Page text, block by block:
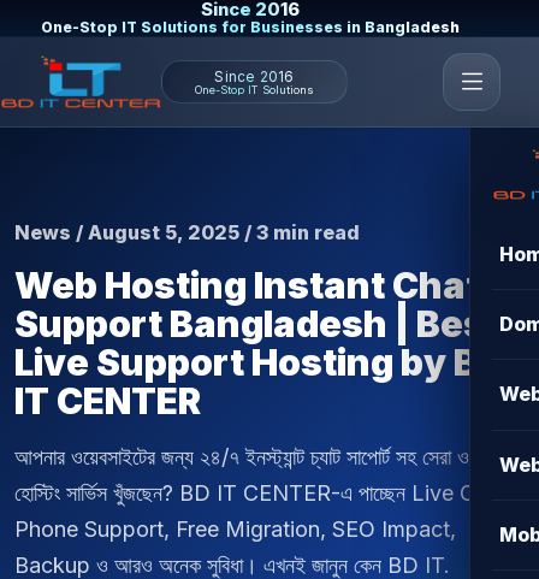
Since 2016
One-Stop IT Solutions for Businesses in Bangladesh
Since 2016
One-Stop IT Solutions
News / August 5, 2025 / 3 min read
Web Hosting Instant Chat
Support Bangladesh | Best
Live Support Hosting by BD
IT CENTER
আপনার ওয়েবসাইটের জন্য ২৪/৭ ইনস্ট্যান্ট চ্যাট সাপোর্ট সহ সেরা ওয়েব
হোস্টিং সার্ভিস খুঁজছেন? BD IT CENTER-এ পাচ্ছেন Live Chat,
Phone Support, Free Migration, SEO Impact,
Backup ও আরও অনেক সুবিধা। এখনই জানুন কেন BD IT.